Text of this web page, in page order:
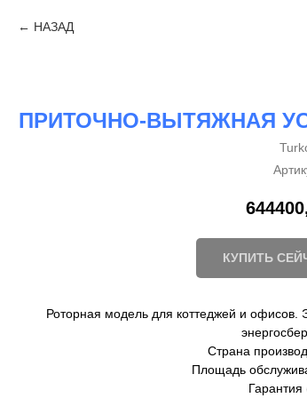
НАЗАД
ПРИТОЧНО-ВЫТЯЖНАЯ
КУПИТЬ
Роторная модель для коттеджей и офисов.
Страна
Площадь
Гарантия